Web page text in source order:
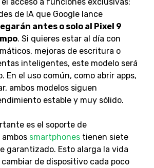
el acceso a funciones exclusivas:
de IA que Google lance
llegarán antes o solo al Pixel 9
. Si quieres estar al día con
mejoras de escritura o
inteligentes, este modelo será
En el uso común, como abrir apps,
ambos modelos siguen
estable y muy sólido.
es el soporte de
smartphones tienen siete
garantizado. Esto alarga la vida
de dispositivo cada poco